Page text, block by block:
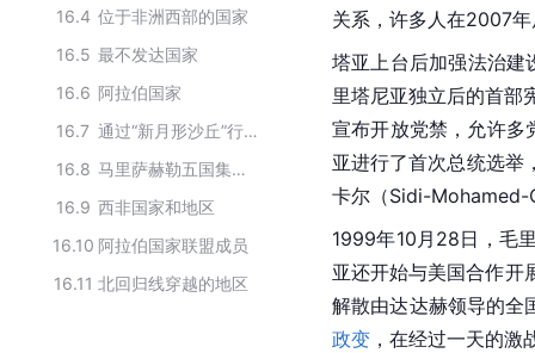
16.4 位于非洲西部的国家
16.5 最不发达国家
16.6 阿拉伯国家
16.7
通过“新月形沙丘”行动共同打击极端和恐怖组织的萨赫勒地区国家
16.8
马里萨赫勒五国集团联合反恐部队初始成员国
16.9 西非国家和地区
16.10 阿拉伯国家联盟成员
16.11 北回归线穿越的地区
关系，许多人在2007
塔亚上台后加强法治建
里塔尼亚独立后的首部
宣布开放党禁，允许多
亚进行了首次总统选举
卡尔（Sidi-Mohamed-
1999年10月28日，毛
亚还开始与美国合作开
解散由达达赫领导的
政变 ，在经过一天的激